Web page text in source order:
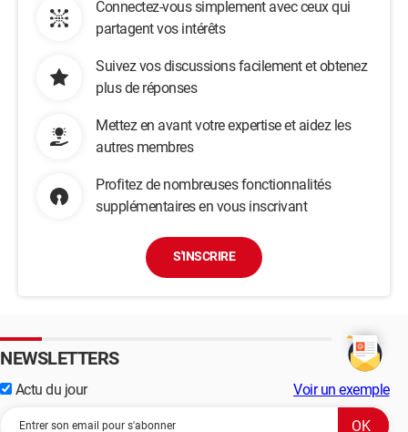
Connectez-vous simplement avec ceux qui
partagent vos intérêts
Suivez vos discussions facilement et obtenez
plus de réponses
Mettez en avant votre expertise et aidez les
autres membres
Profitez de nombreuses fonctionnalités
supplémentaires en vous inscrivant
S'INSCRIRE
NEWSLETTERS
Actu du jour Voir un exemple